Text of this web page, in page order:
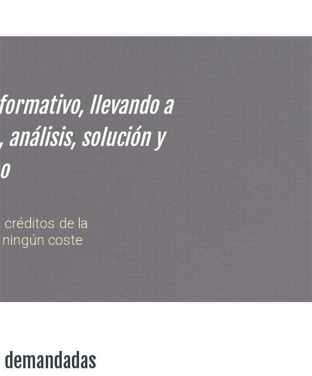
llevando a
análisis, solución y
créditos de la
coste
demandadas